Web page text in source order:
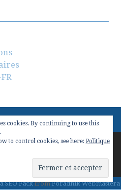
Stargazer.
SEO PackfromPoradnik Webmastera
cookies. By continuing to use this
to control cookies, see here: Politique